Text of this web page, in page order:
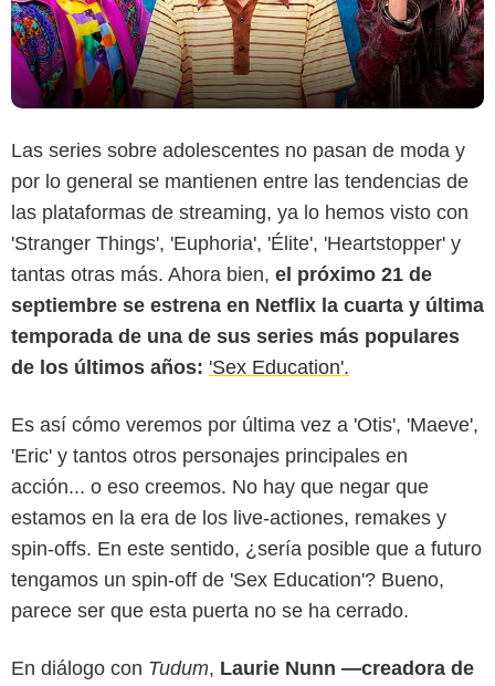
Las series sobre adolescentes no pasan de moda y
por lo general se mantienen entre las tendencias de
las plataformas de streaming, ya lo hemos visto con
'Stranger Things', 'Euphoria', 'Élite', 'Heartstopper' y
tantas otras más. Ahora bien, el próximo 21 de
septiembre se estrena en Netflix la cuarta y última
temporada de una de sus series más populares
de los últimos años: 'Sex Education'.
Es así cómo veremos por última vez a 'Otis', 'Maeve',
'Eric' y tantos otros personajes principales en
acción... o eso creemos. No hay que negar que
estamos en la era de los live-actiones, remakes y
spin-offs. En este sentido, ¿sería posible que a futuro
tengamos un spin-off de 'Sex Education'? Bueno,
parece ser que esta puerta no se ha cerrado.
En diálogo con Tudum, Laurie Nunn —creadora de